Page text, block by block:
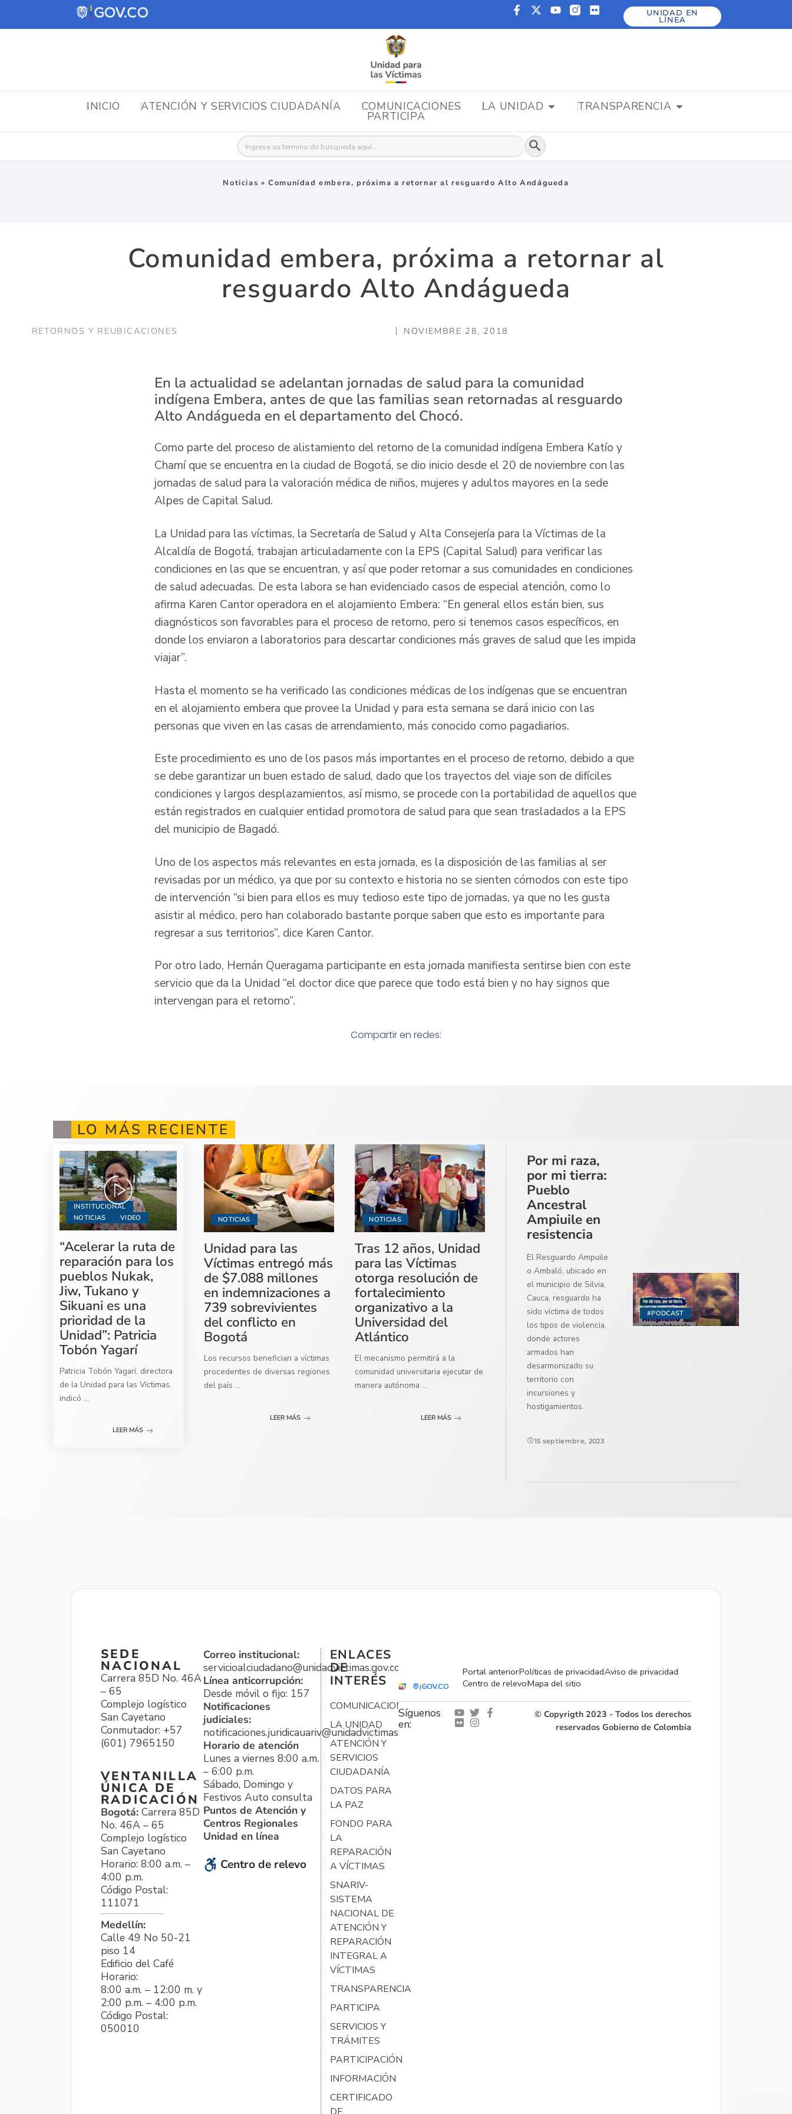
UNIDAD EN
LÍNEA
INICIO ATENCIÓN Y SERVICIOS CIUDADANÍA COMUNICACIONES LA UNIDAD TRANSPARENCIA
PARTICIPA
Buscar: Botón de búsqueda
Noticias »Comunidad embera, próxima a retornar al resguardo Alto Andágueda
Comunidad embera, próxima a retornar al
resguardo Alto Andágueda
RETORNOS Y REUBICACIONES NOVIEMBRE 28, 2018
En la actualidad se adelantan jornadas de salud para la comunidad
indígena Embera, antes de que las familias sean retornadas al resguardo
Alto Andágueda en el departamento del Chocó.
Como parte del proceso de alistamiento del retorno de la comunidad indígena Embera Katío y
Chamí que se encuentra en la ciudad de Bogotá, se dio inicio desde el 20 de noviembre con las
jornadas de salud para la valoración médica de niños, mujeres y adultos mayores en la sede
Alpes de Capital Salud.
La Unidad para las víctimas, la Secretaría de Salud y Alta Consejería para la Víctimas de la
Alcaldía de Bogotá, trabajan articuladamente con la EPS (Capital Salud) para verificar las
condiciones en las que se encuentran, y así que poder retornar a sus comunidades en condiciones
de salud adecuadas. De esta labora se han evidenciado casos de especial atención, como lo
afirma Karen Cantor operadora en el alojamiento Embera: “En general ellos están bien, sus
diagnósticos son favorables para el proceso de retorno, pero si tenemos casos específicos, en
donde los enviaron a laboratorios para descartar condiciones más graves de salud que les impida
viajar”.
Hasta el momento se ha verificado las condiciones médicas de los indígenas que se encuentran
en el alojamiento embera que provee la Unidad y para esta semana se dará inicio con las
personas que viven en las casas de arrendamiento, más conocido como pagadiarios.
Este procedimiento es uno de los pasos más importantes en el proceso de retorno, debido a que
se debe garantizar un buen estado de salud, dado que los trayectos del viaje son de difíciles
condiciones y largos desplazamientos, así mismo, se procede con la portabilidad de aquellos que
están registrados en cualquier entidad promotora de salud para que sean trasladados a la EPS
del municipio de Bagadó.
Uno de los aspectos más relevantes en esta jornada, es la disposición de las familias al ser
revisadas por un médico, ya que por su contexto e historia no se sienten cómodos con este tipo
de intervención “si bien para ellos es muy tedioso este tipo de jornadas, ya que no les gusta
asistir al médico, pero han colaborado bastante porque saben que esto es importante para
regresar a sus territorios”, dice Karen Cantor.
Por otro lado, Hernán Queragama participante en esta jornada manifiesta sentirse bien con este
servicio que da la Unidad “el doctor dice que parece que todo está bien y no hay signos que
intervengan para el retorno”.
Compartir en redes:
LO MÁS RECIENTE
INSTITUCIONAL
NOTICIAS
VIDEO
“Acelerar la ruta de
reparación para los
pueblos Nukak,
Jiw, Tukano y
Sikuani es una
prioridad de la
Unidad”: Patricia
Tobón Yagarí
Patricia Tobón Yagarí, directora
de la Unidad para las Víctimas,
indicó ...
LEER MÁS
NOTICIAS
Unidad para las
Víctimas entregó más
de $7.088 millones
en indemnizaciones a
739 sobrevivientes
del conflicto en
Bogotá
Los recursos benefician a víctimas
procedentes de diversas regiones
del país ...
LEER MÁS
NOTICIAS
Tras 12 años, Unidad
para las Víctimas
otorga resolución de
fortalecimiento
organizativo a la
Universidad del
Atlántico
El mecanismo permitirá a la
comunidad universitaria ejecutar de
manera autónoma ...
LEER MÁS
#PODCAST
Por mi raza,
por mi tierra:
Pueblo
Ancestral
Ampiuile en
resistencia
El Resguardo Ampuile
o Ambaló, ubicado en
el municipio de Silvia,
Cauca, resguardo ha
sido víctima de todos
los tipos de violencia,
donde actores
armados han
desarmonizado su
territorio con
incursiones y
hostigamientos.
15 septiembre, 2023
SEDE
NACIONAL
Carrera 85D No. 46A
– 65
Complejo logístico
San Cayetano
Conmutador: +57
(601) 7965150
VENTANILLA
ÚNICA DE
RADICACIÓN
Bogotá: Carrera 85D
No. 46A – 65
Complejo logístico
San Cayetano
Horario: 8:00 a.m. –
4:00 p.m.
Código Postal:
111071
Medellín:
Calle 49 No 50-21
piso 14
Edificio del Café
Horario:
8:00 a.m. – 12:00 m. y
2:00 p.m. – 4:00 p.m.
Código Postal:
050010
Correo institucional:
servicioalciudadano@unidadvictimas.gov.co
Línea anticorrupción:
Desde móvil o fijo: 157
Notificaciones
judiciales:
notificaciones.juridicauariv@unidadvictimas.gov.co
Horario de atención
Lunes a viernes 8:00 a.m.
– 6:00 p.m.
Sábado, Domingo y
Festivos Auto consulta
Puntos de Atención y
Centros Regionales
Unidad en línea
Centro de relevo
ENLACES
DE
INTERÉS
COMUNICACIONES
LA UNIDAD
ATENCIÓN Y
SERVICIOS
CIUDADANÍA
DATOS PARA
LA PAZ
FONDO PARA
LA
REPARACIÓN
A VÍCTIMAS
SNARIV-
SISTEMA
NACIONAL DE
ATENCIÓN Y
REPARACIÓN
INTEGRAL A
VÍCTIMAS
TRANSPARENCIA
PARTICIPA
SERVICIOS Y
TRÁMITES
PARTICIPACIÓN
INFORMACIÓN
CERTIFICADO
DE
Portal anteriorPolíticas de privacidadAviso de privacidad
Centro de relevoMapa del sitio
Síguenos
en:
© Copyrigth 2023 - Todos los derechos
reservados Gobierno de Colombia